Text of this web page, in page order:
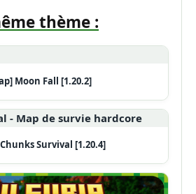
thème :
Moon Fall [1.20.2]
Survival [1.20.4]